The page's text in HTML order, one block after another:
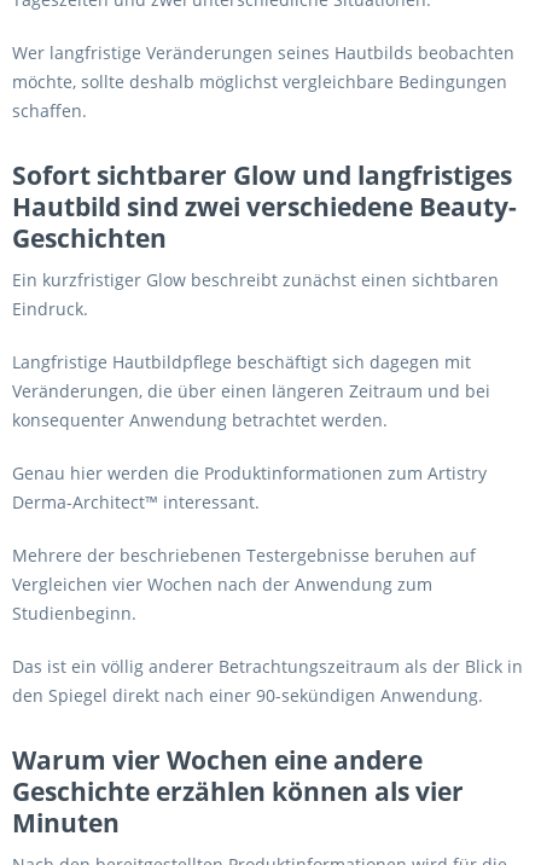
Wer langfristige Veränderungen seines Hautbilds beobachten
möchte, sollte deshalb möglichst vergleichbare Bedingungen
schaffen.
Sofort sichtbarer Glow und langfristiges
Hautbild sind zwei verschiedene Beauty-
Geschichten
Ein kurzfristiger Glow beschreibt zunächst einen sichtbaren
Eindruck.
Langfristige Hautbildpflege beschäftigt sich dagegen mit
Veränderungen, die über einen längeren Zeitraum und bei
konsequenter Anwendung betrachtet werden.
Genau hier werden die Produktinformationen zum Artistry
Derma-Architect™ interessant.
Mehrere der beschriebenen Testergebnisse beruhen auf
Vergleichen vier Wochen nach der Anwendung zum
Studienbeginn.
Das ist ein völlig anderer Betrachtungszeitraum als der Blick in
den Spiegel direkt nach einer 90-sekündigen Anwendung.
Warum vier Wochen eine andere
Geschichte erzählen können als vier
Minuten